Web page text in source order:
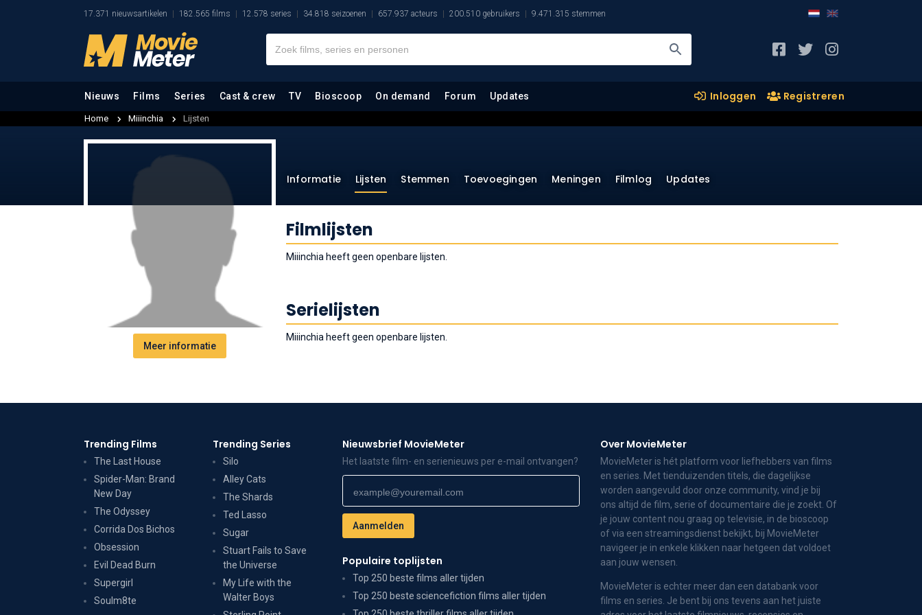
17.371 nieuwsartikelen 182.565 films 12.578 series 34.818 seizoenen 657.937 acteurs 200.510 gebruikers 9.471.315 stemmen
Nieuws Films Series Cast & crew TV Bioscoop On demand Forum Updates Inloggen Registreren
Home Miiinchia Lijsten
Meer informatie
Informatie Lijsten Stemmen Toevoegingen Meningen Filmlog Updates
Filmlijsten
Miiinchia heeft geen openbare lijsten.
Serielijsten
Miiinchia heeft geen openbare lijsten.
Trending Films
The Last House
Spider-Man: Brand
New Day
The Odyssey
Corrida Dos Bichos
Obsession
Evil Dead Burn
Supergirl
Soulm8te
Trending Series
Silo
Alley Cats
The Shards
Ted Lasso
Sugar
Stuart Fails to Save
the Universe
My Life with the
Walter Boys
Nieuwsbrief MovieMeter
Het laatste film- en serienieuws per e-mail ontvangen?
Populaire toplijsten
Top 250 beste films aller tijden
Top 250 beste sciencefiction films aller tijden
Over MovieMeter
MovieMeter is hét platform voor liefhebbers van films
en series. Met tienduizenden titels, die dagelijkse
worden aangevuld door onze community, vind je bij
ons altijd de film, serie of documentaire die je zoekt. Of
je jouw content nou graag op televisie, in de bioscoop
of via een streamingsdienst bekijkt, bij MovieMeter
navigeer je in enkele klikken naar hetgeen dat voldoet
aan jouw wensen.
MovieMeter is echter meer dan een databank voor
films en series. Je bent bij ons tevens aan het juiste